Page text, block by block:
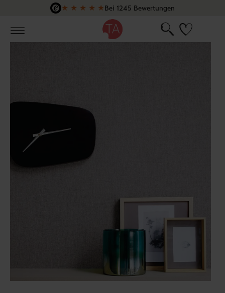
Zum Hauptinhalt springen
★ ★ ★ ★ ★Bei 1245 Bewertungen